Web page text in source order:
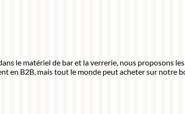
le matériel de bar et la verrerie, nous proposons
en B2B, mais tout le monde peut acheter sur notre